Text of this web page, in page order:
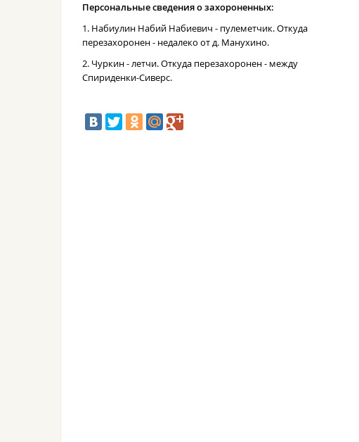
Персональные сведения о захороненных:
1. Набиулин Набий Набиевич - пулеметчик. Откуда
перезахоронен - недалеко от д. Манухино.
2. Чуркин - летчи. Откуда перезахоронен - между
Спириденки-Сиверс.